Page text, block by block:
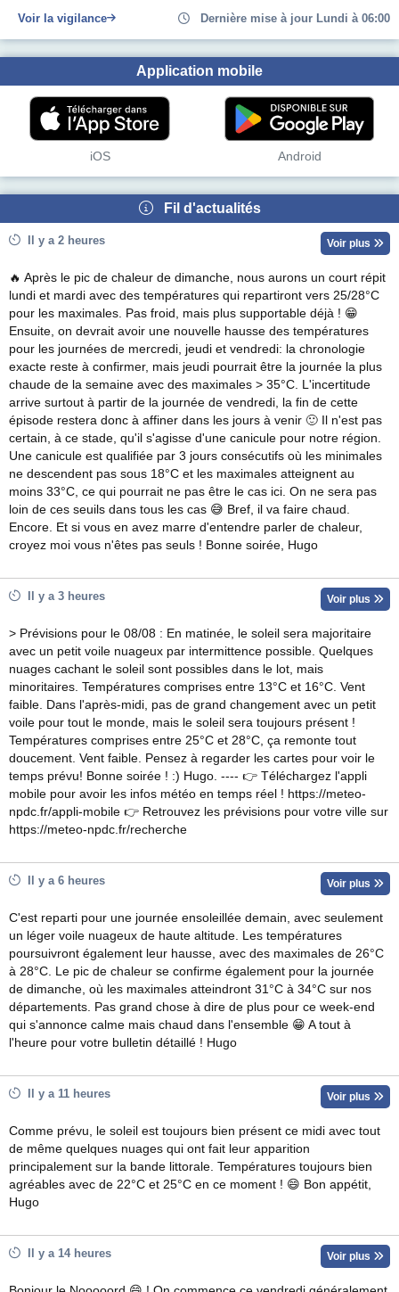
Voir la vigilance Dernière mise à jour Lundi à 06:00
Application mobile
iOS Android
Fil d'actualités
Il y a 2 heures Voir plus
🔥 Après le pic de chaleur de dimanche, nous aurons un court répit
lundi et mardi avec des températures qui repartiront vers 25/28°C
pour les maximales. Pas froid, mais plus supportable déjà ! 😁
Ensuite, on devrait avoir une nouvelle hausse des températures
pour les journées de mercredi, jeudi et vendredi: la chronologie
exacte reste à confirmer, mais jeudi pourrait être la journée la plus
chaude de la semaine avec des maximales > 35°C. L'incertitude
arrive surtout à partir de la journée de vendredi, la fin de cette
épisode restera donc à affiner dans les jours à venir 🙂 Il n'est pas
certain, à ce stade, qu'il s'agisse d'une canicule pour notre région.
Une canicule est qualifiée par 3 jours consécutifs où les minimales
ne descendent pas sous 18°C et les maximales atteignent au
moins 33°C, ce qui pourrait ne pas être le cas ici. On ne sera pas
loin de ces seuils dans tous les cas 😅 Bref, il va faire chaud.
Encore. Et si vous en avez marre d'entendre parler de chaleur,
croyez moi vous n'êtes pas seuls ! Bonne soirée, Hugo
Il y a 3 heures Voir plus
> Prévisions pour le 08/08 : En matinée, le soleil sera majoritaire
avec un petit voile nuageux par intermittence possible. Quelques
nuages cachant le soleil sont possibles dans le lot, mais
minoritaires. Températures comprises entre 13°C et 16°C. Vent
faible. Dans l'après-midi, pas de grand changement avec un petit
voile pour tout le monde, mais le soleil sera toujours présent !
Températures comprises entre 25°C et 28°C, ça remonte tout
doucement. Vent faible. Pensez à regarder les cartes pour voir le
temps prévu! Bonne soirée ! :) Hugo. ---- 👉 Téléchargez l'appli
mobile pour avoir les infos météo en temps réel ! https://meteo-
npdc.fr/appli-mobile 👉 Retrouvez les prévisions pour votre ville sur
https://meteo-npdc.fr/recherche
Il y a 6 heures Voir plus
C'est reparti pour une journée ensoleillée demain, avec seulement
un léger voile nuageux de haute altitude. Les températures
poursuivront également leur hausse, avec des maximales de 26°C
à 28°C. Le pic de chaleur se confirme également pour la journée
de dimanche, où les maximales atteindront 31°C à 34°C sur nos
départements. Pas grand chose à dire de plus pour ce week-end
qui s'annonce calme mais chaud dans l'ensemble 😁 A tout à
l'heure pour votre bulletin détaillé ! Hugo
Il y a 11 heures Voir plus
Comme prévu, le soleil est toujours bien présent ce midi avec tout
de même quelques nuages qui ont fait leur apparition
principalement sur la bande littorale. Températures toujours bien
agréables avec de 22°C et 25°C en ce moment ! 😄 Bon appétit,
Hugo
Il y a 14 heures Voir plus